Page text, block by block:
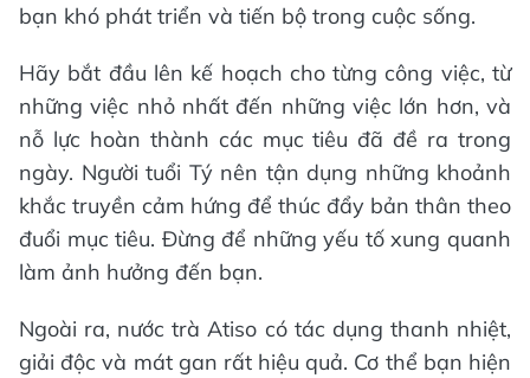
bạn khó phát triển và tiến bộ trong cuộc sống.
Hãy bắt đầu lên kế hoạch cho từng công việc, từ
những việc nhỏ nhất đến những việc lớn hơn, và
nỗ lực hoàn thành các mục tiêu đã đề ra trong
ngày. Người tuổi Tý nên tận dụng những khoảnh
khắc truyền cảm hứng để thúc đẩy bản thân theo
đuổi mục tiêu. Đừng để những yếu tố xung quanh
làm ảnh hưởng đến bạn.
Ngoài ra, nước trà Atiso có tác dụng thanh nhiệt,
giải độc và mát gan rất hiệu quả. Cơ thể bạn hiện